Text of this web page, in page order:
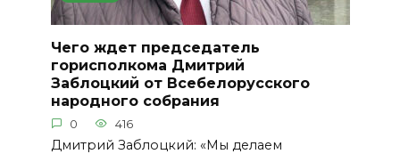
Чего ждет председатель
горисполкома Дмитрий
Заблоцкий от Всебелорусского
народного собрания
0 416
Дмитрий Заблоцкий: «Мы делаем